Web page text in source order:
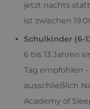
jetzt nachts
ist zwischen
Schulkinder (6-
6 bis 13 Jahren
Tag empfohlen
ausschließlich
Academy of